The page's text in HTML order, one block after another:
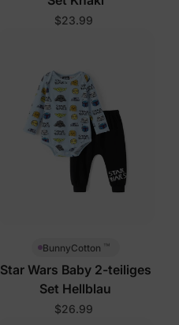
$23.99
BunnyCotton ™
Star Wars Baby 2-teiliges
Set Hellblau
$26.99